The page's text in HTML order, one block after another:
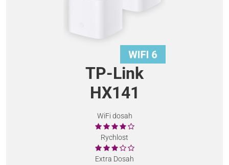
TP-Link
HX141
WiFi dosah
Rychlost
Extra Dosah